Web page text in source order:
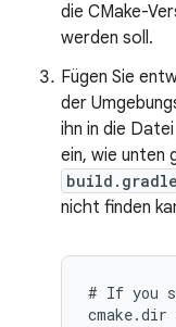
die CMake-
werden soll.
Fügen Sie
der
ihn in die Datei
ein, wie unten
build.gradle
nicht finden
# If you
cmake.dir